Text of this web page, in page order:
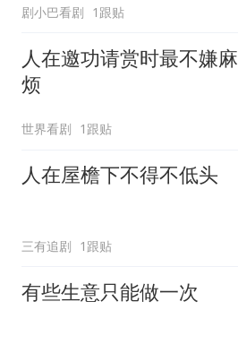
剧小巴看剧 1跟贴
人在邀功请赏时最不嫌麻
烦
世界看剧 1跟贴
人在屋檐下不得不低头
三有追剧 1跟贴
有些生意只能做一次